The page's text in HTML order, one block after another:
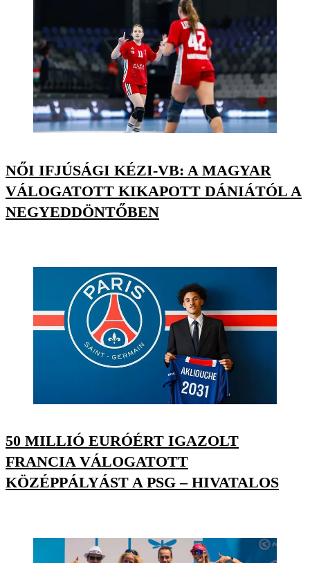
NŐI IFJÚSÁGI KÉZI-VB: A MAGYAR
VÁLOGATOTT KIKAPOTT DÁNIÁTÓL A
NEGYEDDÖNTŐBEN
50 MILLIÓ EURÓÉRT IGAZOLT
FRANCIA VÁLOGATOTT
KÖZÉPPÁLYÁST A PSG – HIVATALOS